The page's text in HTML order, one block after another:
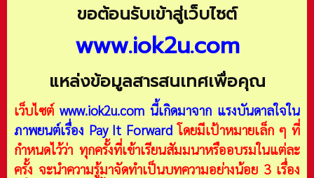
ขอต้อนรับเข้าสู่เว็บไซต์
www.iok2u.com
แหล่งข้อมูลสารสนเทศเพื่อคุณ
เว็บไซต์ www.iok2u.com นี้เกิดมาจาก แรงบันดาลใจใน
ภาพยนต์เรื่อง Pay It Forward โดยมีเป้าหมายเล็ก ๆ ที่
กำหนดไว้ว่า ทุกครั้งที่เข้าเรียนสัมมนาหรืออบรมในแต่ละ
ครั้ง จะนำความรู้มาจัดทำเป็นบทความอย่างน้อย 3 เรื่อง